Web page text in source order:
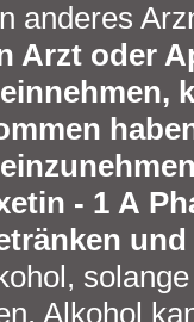
anderes
Arzt oder
- 1 A
Alkohol